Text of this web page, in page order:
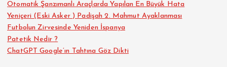
Otomatik Şanzımanlı Araçlarda Yapılan En Büyük Hata
Yeniçeri (Eski Asker ) Padişah 2. Mahmut Ayaklanması
Futbolun Zirvesinde Yeniden İspanya
Patetik Nedir ?
ChatGPT Google’ın Tahtına Göz Dikti